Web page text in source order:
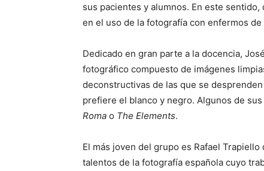
sus pacientes y alumnos. En este sentido,
en el uso de la fotografía con enfermos de
Dedicado en gran parte a la docencia,
fotográfico compuesto de imágenes
deconstructivas de las que se
prefiere el blanco y negro. Algunos de
Roma o The Elements.
El más joven del grupo es Rafael
talentos de la fotografía española cuyo